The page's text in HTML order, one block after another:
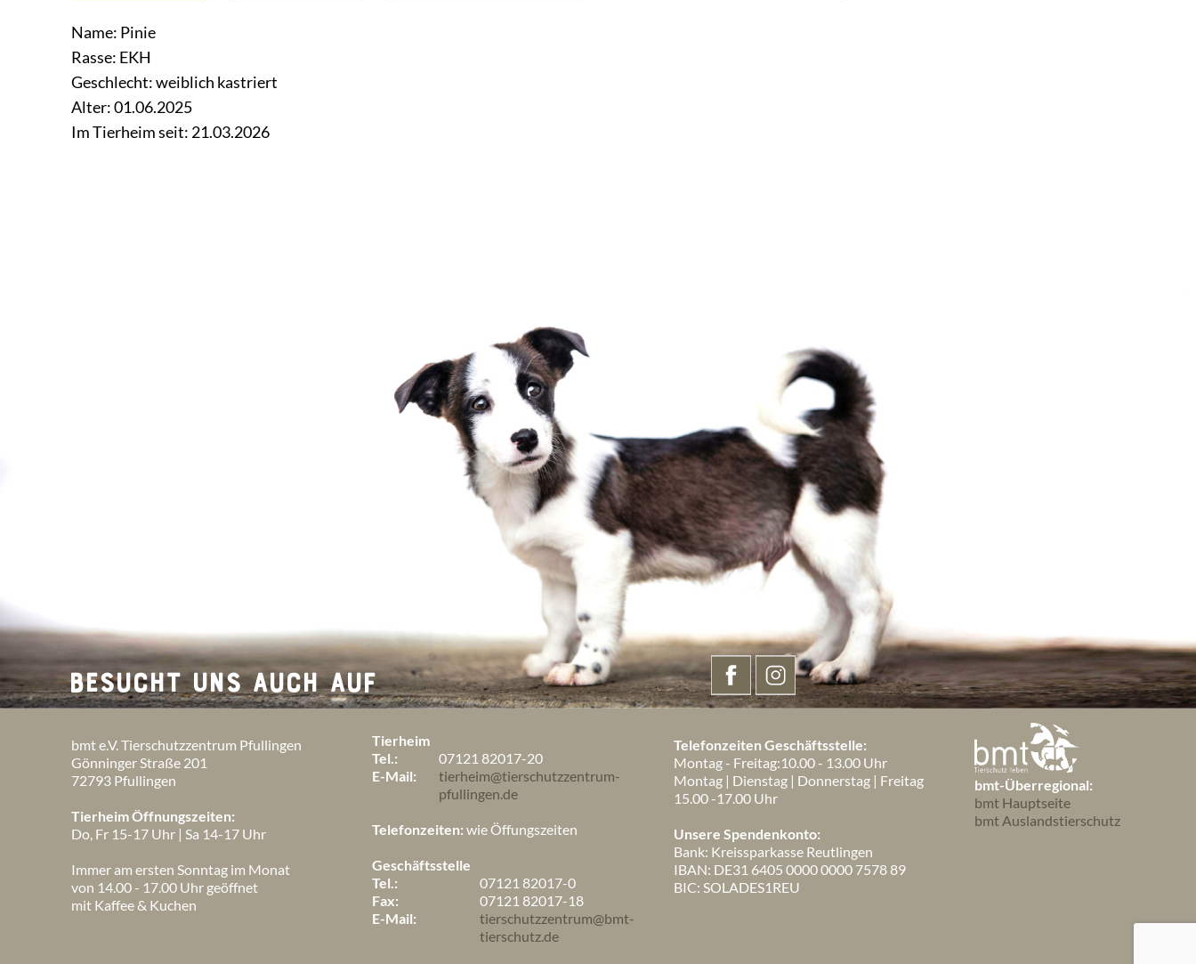
Name: Pinie
Rasse: EKH
Geschlecht: weiblich kastriert
Alter: 01.06.2025
Im Tierheim seit: 21.03.2026
BESUCHT UNS AUCH AUF
bmt e.V. Tierschutzzentrum Pfullingen
Gönninger Straße 201
72793 Pfullingen
Tierheim Öffnungszeiten:
Do, Fr 15-17 Uhr | Sa 14-17 Uhr
Immer am ersten Sonntag im Monat
von 14.00 - 17.00 Uhr geöffnet
mit Kaffee & Kuchen
Tierheim
Tel.:
07121 82017-20
E-Mail:
tierheim@tierschutzzentrum-
pfullingen.de
Telefonzeiten: wie Öffungszeiten
Geschäftsstelle
Tel.:
07121 82017-0
Fax:
07121 82017-18
E-Mail:
tierschutzzentrum@bmt-
tierschutz.de
Telefonzeiten Geschäftsstelle:
Montag - Freitag:10.00 - 13.00 Uhr
Montag | Dienstag | Donnerstag | Freitag
15.00 -17.00 Uhr
Unsere Spendenkonto:
Bank: Kreissparkasse Reutlingen
IBAN: DE31 6405 0000 0000 7578 89
BIC: SOLADES1REU
bmt-Überregional:
bmt Hauptseite
bmt Auslandstierschutz